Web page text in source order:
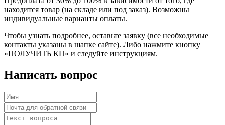
находится товар (на складе или под заказ). Возможны
индивидуальные варианты оплаты.
Чтобы узнать подробнее, оставьте заявку (все необходимые
контакты указаны в шапке сайте). Либо нажмите кнопку
«ПОЛУЧИТЬ КП» и следуйте инструкциям.
Написать вопрос